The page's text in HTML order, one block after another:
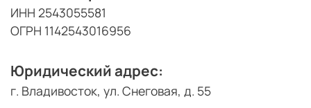
ИНН 2543055581
ОГРН 1142543016956
Юридический адрес:
г. Владивосток, ул. Снеговая, д. 55